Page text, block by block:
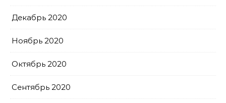
Декабрь 2020
Ноябрь 2020
Октябрь 2020
Сентябрь 2020